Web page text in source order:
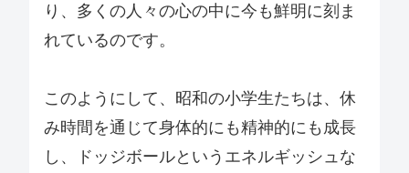
り、多くの人々の心の中に今も鮮明に刻ま
れているのです。
このようにして、昭和の小学生たちは、休
み時間を通じて身体的にも精神的にも成長
し、ドッジボールというエネルギッシュな